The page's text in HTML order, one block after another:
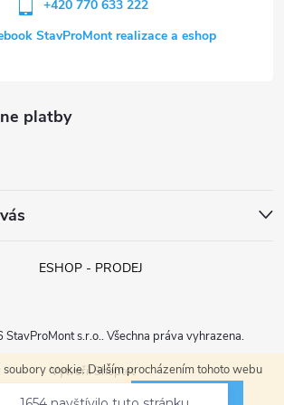
cookie. Dalším procházením tohoto webu
s jejich používáním.
platby
+420 770 633 222
StavProMont realizace a eshop
ESHOP - PRODEJ
Vytvořil Shoptet
StavProMont s.r.o.. Všechna práva vyhrazena.